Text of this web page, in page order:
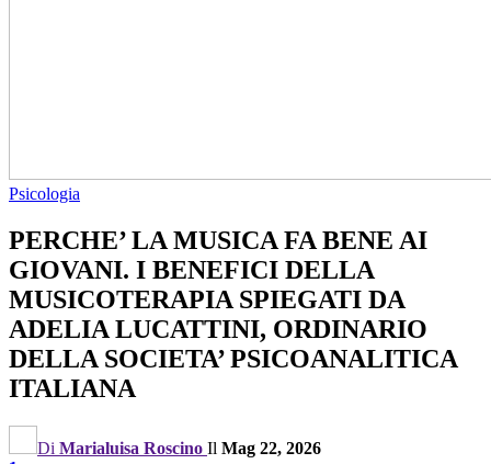
Psicologia
PERCHE’ LA MUSICA FA BENE AI
GIOVANI. I BENEFICI DELLA
MUSICOTERAPIA SPIEGATI DA
ADELIA LUCATTINI, ORDINARIO
DELLA SOCIETA’ PSICOANALITICA
ITALIANA
Di Marialuisa Roscino Il Mag 22, 2026